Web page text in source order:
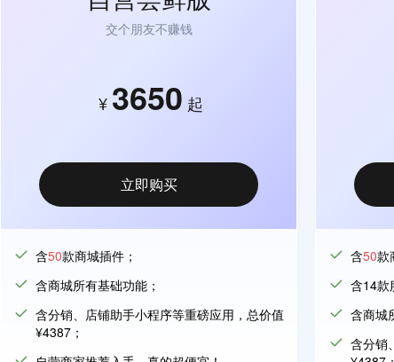
交个朋友不赚钱
¥ 3650 起
立即购买
含50款商城插件；
含商城所有基础功能；
含分销、店铺助手小程序等重磅应用，总价值
¥4387；
含50款
含14款
含商城
含分销